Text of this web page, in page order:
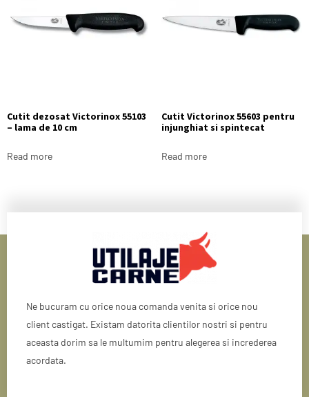
Cutit dezosat Victorinox 55103
– lama de 10 cm
Read more
Cutit Victorinox 55603 pentru
injunghiat si spintecat
Read more
Ne bucuram cu orice noua comanda venita si orice nou
client castigat. Existam datorita clientilor nostri si pentru
aceasta dorim sa le multumim pentru alegerea si increderea
acordata.